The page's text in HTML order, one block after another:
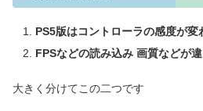
PS5版はコントローラの感度が変
FPSなどの読み込み 画質などが違
大きく分けてこの二つです